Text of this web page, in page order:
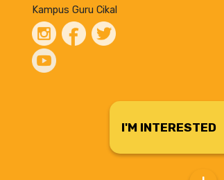
Kampus Guru Cikal
I'M INTERESTED